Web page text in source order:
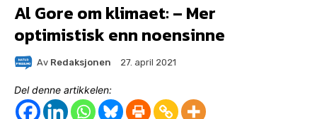
Al Gore om klimaet: – Mer
optimistisk enn noensinne
Av Redaksjonen 27. april 2021
Del denne artikkelen: